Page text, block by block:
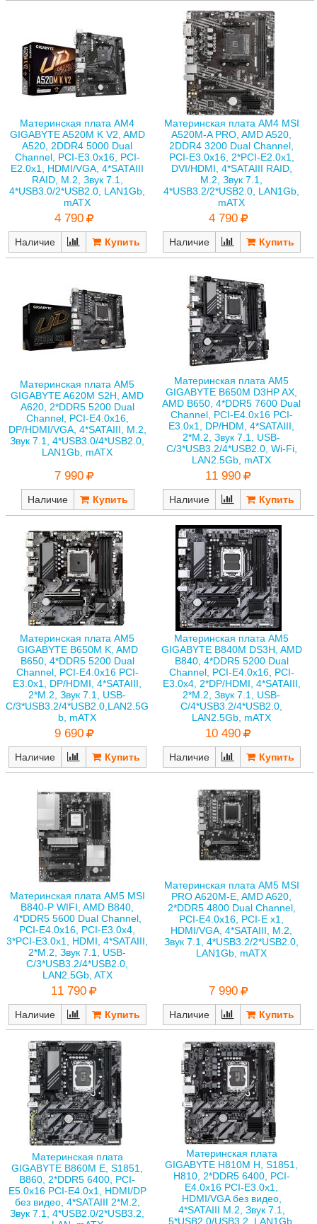
Материнская плата AM4
GIGABYTE A520M K V2, AMD
A520, 2DDR4 5000 Dual
Channel, PCI-E3.0x16, PCI-
E2.0x1, HDMI/VGA, 4*SATAIII
RAID, M.2, Звук 7.1,
4*USB3.0/2*USB2.0, LAN1Gb,
mATX
4 790
Наличие
Материнская плата AM4 MSI
A520M-A PRO, AMD A520,
2DDR4 3200 Dual Channel,
PCI-E3.0x16, 2*PCI-E2.0x1,
DVI/HDMI, 4*SATAIII RAID,
M.2, Звук 7.1,
4*USB3.2/2*USB2.0, LAN1Gb,
mATX
4 790
Наличие
Материнская плата AM5
GIGABYTE A620M S2H, AMD
A620, 2*DDR5 5200 Dual
Channel, PCI-E4.0x16,
DP/HDMI/VGA, 4*SATAIII, M.2,
Звук 7.1, 4*USB3.0/4*USB2.0,
LAN1Gb, mATX
7 990
Наличие
Материнская плата AM5
GIGABYTE B650M D3HP AX,
AMD B650, 4*DDR5 7600 Dual
Channel, PCI-E4.0x16 PCI-
E3.0x1, DP/HDM, 4*SATAIII,
2*M.2, Звук 7.1, USB-
C/3*USB3.2/4*USB2.0, Wi-Fi,
LAN2.5Gb, mATX
11 990
Наличие
Материнская плата AM5
GIGABYTE B650M K, AMD
B650, 4*DDR5 5200 Dual
Channel, PCI-E4.0x16 PCI-
E3.0x1, DP/HDMI, 4*SATAIII,
2*M.2, Звук 7.1, USB-
C/3*USB3.2/4*USB2.0,LAN2.5G
b, mATX
9 690
Наличие
Материнская плата AM5
GIGABYTE B840M DS3H, AMD
B840, 4*DDR5 5200 Dual
Channel, PCI-E4.0x16, PCI-
E3.0x4, 2*DP/HDMI, 4*SATAIII,
2*M.2, Звук 7.1, USB-
C/4*USB3.2/4*USB2.0,
LAN2.5Gb, mATX
10 490
Наличие
Материнская плата AM5 MSI
B840-P WIFI, AMD B840,
4*DDR5 5600 Dual Channel,
PCI-E4.0x16, PCI-E3.0x4,
3*PCI-E3.0x1, HDMI, 4*SATAIII,
2*M.2, Звук 7.1, USB-
C/3*USB3.2/4*USB2.0,
LAN2.5Gb, ATX
11 790
Наличие
Материнская плата AM5 MSI
PRO A620M-E, AMD A620,
2*DDR5 4800 Dual Channel,
PCI-E4.0x16, PCI-E x1,
HDMI/VGA, 4*SATAIII, M.2,
Звук 7.1, 4*USB3.2/2*USB2.0,
LAN1Gb, mATX
7 990
Наличие
Материнская плата
GIGABYTE B860M E, S1851,
B860, 2*DDR5 6400, PCI-
E5.0x16 PCI-E4.0x1, HDMI/DP
без видео, 4*SATAIII 2*M.2,
Звук 7.1, 4*USB2.0/2*USB3.2,
Материнская плата
GIGABYTE H810M H, S1851,
H810, 2*DDR5 6400, PCI-
E4.0x16 PCI-E3.0x1,
HDMI/VGA без видео,
4*SATAIII M.2, Звук 7.1,
5*USB2.0/USB3.2, LAN1Gb,